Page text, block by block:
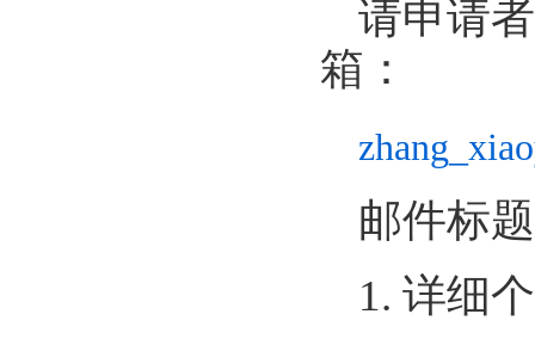
请申请
箱：
zhang
邮件标
1. 详细